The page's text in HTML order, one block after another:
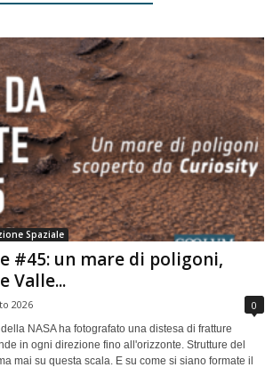
Spaziale
#45: un mare di poligoni,
Valle...
2026 0
NASA ha fotografato una distesa di fratture
in ogni direzione fino all'orizzonte. Strutture del
mai su questa scala. E su come si siano formate il